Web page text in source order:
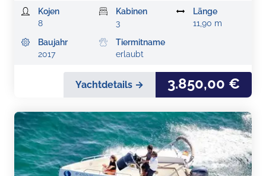
Kojen
8
Kabinen
3
Länge
11,90 m
Baujahr
2017
Tiermitname
erlaubt
Yachtdetails → 3.850,00 €